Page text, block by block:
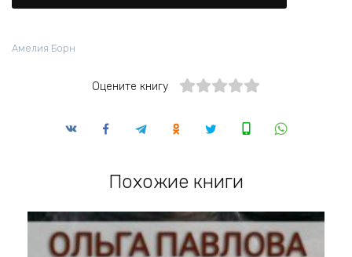
Амелия Борн
Оцените книгу
Похожие книги